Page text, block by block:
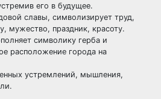
его в будущее.
славы, символизирует труд,
мужество, праздник, красоту.
символику герба и
расположение города на
устремлений, мышления,